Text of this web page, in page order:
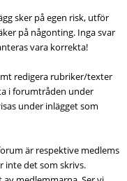
sker på egen risk, utför
på någonting. Inga svar
vara korrekta!
redigera rubriker/texter
i forumtråden under
under inlägget som
är respektive medlems
inte det som skrivs.